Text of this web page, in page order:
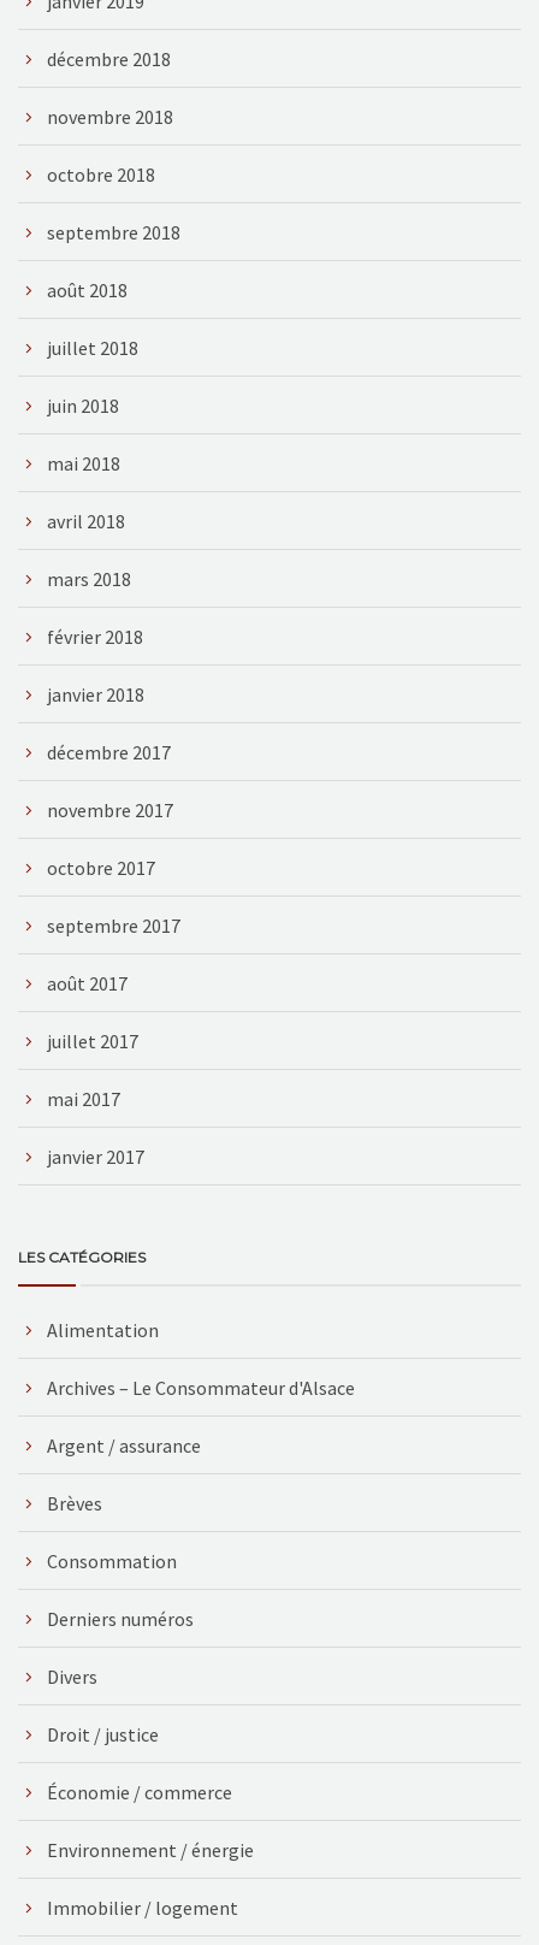
décembre 2018
novembre 2018
octobre 2018
septembre 2018
août 2018
juillet 2018
juin 2018
mai 2018
avril 2018
mars 2018
février 2018
janvier 2018
décembre 2017
novembre 2017
octobre 2017
septembre 2017
août 2017
juillet 2017
mai 2017
janvier 2017
LES CATÉGORIES
Alimentation
Archives – Le Consommateur d'Alsace
Argent / assurance
Brèves
Consommation
Derniers numéros
Divers
Droit / justice
Économie / commerce
Environnement / énergie
Immobilier / logement